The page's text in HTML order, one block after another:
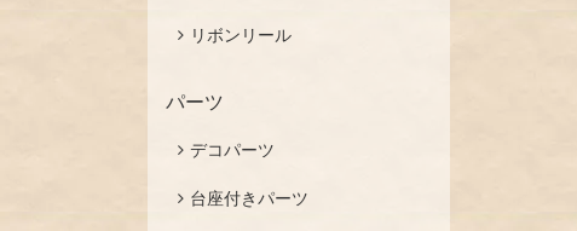
リボンリール
パーツ
デコパーツ
台座付きパーツ